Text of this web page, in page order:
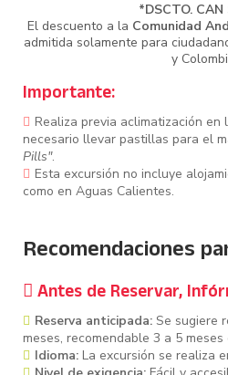
*DSCTO. CAN
El descuento a la Comunidad
admitida solamente para
y
Importante:
Realiza previa aclimatización en
necesario llevar pastillas para el
Pills".
Esta excursión no incluye
como en Aguas Calientes.
Recomendaciones
Antes de Reservar,
Reserva anticipada: Se sugiere
meses, recomendable 3 a 5
Idioma: La excursión se realiza